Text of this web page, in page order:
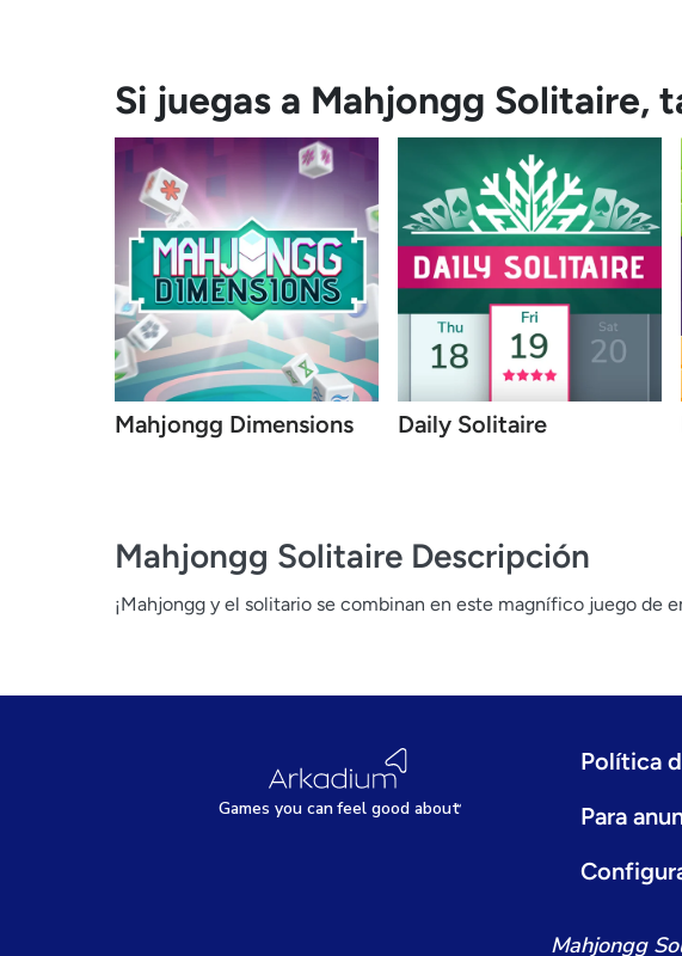
Si juegas a Mahjongg Solitaire,
Mahjongg Dimensions Daily Solitaire
Mahjongg Solitaire Descripción
¡Mahjongg y el solitario se combinan en este magnífico juego de
Games you canfeel good about
Política
Para
Mahjongg